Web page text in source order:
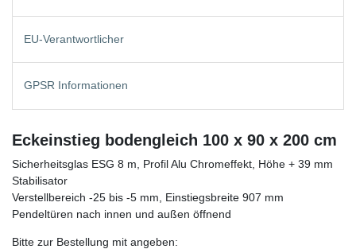
EU-Verantwortlicher
GPSR Informationen
Eckeinstieg bodengleich 100 x 90 x 200 cm
Sicherheitsglas ESG 8 m, Profil Alu Chromeffekt, Höhe + 39 mm
Stabilisator
Verstellbereich -25 bis -5 mm, Einstiegsbreite 907 mm
Pendeltüren nach innen und außen öffnend
Bitte zur Bestellung mit angeben: